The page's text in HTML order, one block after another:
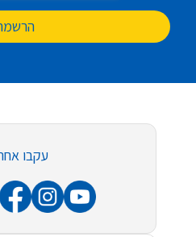
עקבו